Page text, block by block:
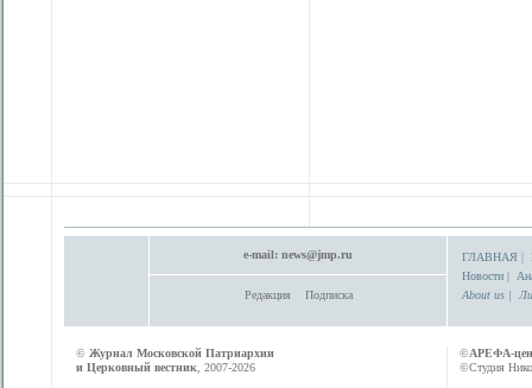
e-mail: news@jmp.ru
Редакция Подписка
ГЛАВНАЯ |
Новости |
About us |
© Журнал Московской Патриархии
и Церковный вестник , 2007-2026
©АРЕФА-
©Студия